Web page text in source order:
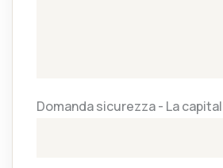
Domanda sicurezza - La